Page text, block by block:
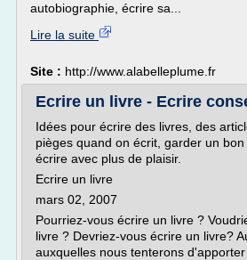
autobiographie, écrire sa...
Lire la suite
Site : http://www.alabelleplume.fr
Ecrire un livre - Ecrire
Idées pour écrire des livres, des
pièges quand on écrit, garder un
écrire avec plus de plaisir.
Ecrire un livre
mars 02, 2007
Pourriez-vous écrire un livre ?
livre ? Devriez-vous écrire un livre?
auxquelles nous tenterons d'apporter